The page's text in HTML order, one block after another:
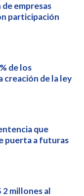
empresas
participación
de los
creación de la ley
que
puerta a futuras
2 millones al